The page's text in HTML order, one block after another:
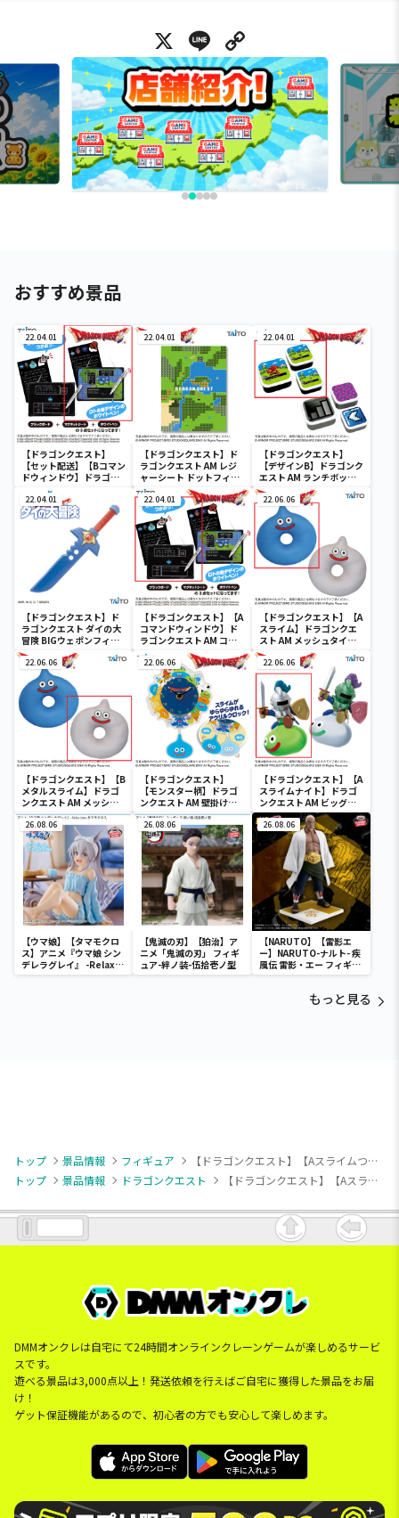
X Line
おすすめ景品
22.04.01
【ドラゴンクエスト】
【セット配送】【Bコマン
ドウィンドウ】ドラゴン
クエスト AM コマンドウ
ィンドウ ブラックボード
22.04.01
【ドラゴンクエスト】ド
ラゴンクエスト AM レジ
ャーシート ドットフィー
ルド
22.04.01
【ドラゴンクエスト】
【デザインB】ドラゴンク
エスト AM ランチボック
ス ドットフィールド
22.04.01
【ドラゴンクエスト】ド
ラゴンクエスト ダイの大
冒険 BIGウェポンフィギ
ュアコレクション ～パプ
ニカのナイフ～
22.04.01
【ドラゴンクエスト】【A
コマンドウィンドウ】ド
ラゴンクエスト AM コマ
ンドウィンドウ ブラック
ボード
22.06.06
【ドラゴンクエスト】【A
スライム】ドラゴンクエ
スト AM メッシュタイプ
円座クッション スライム
＆メタルスライム
22.06.06
【ドラゴンクエスト】【B
メタルスライム】ドラゴ
ンクエスト AM メッシュ
タイプ円座クッション ス
ライム＆メタルスライム
22.06.06
【ドラゴンクエスト】
【モンスター柄】ドラゴ
ンクエスト AM 壁掛け時
計 ～モンスターがいっぱ
い！編～
22.06.06
【ドラゴンクエスト】【A
スライムナイト】ドラゴ
ンクエスト AM ビッグク
リアフィギュア スライム
ナイト＆メタルライダー
26.08.06
【ウマ娘】【タマモクロ
ス】アニメ『ウマ娘 シン
デレラグレイ』 -Relax
time-タマモクロス
26.08.06
【鬼滅の刃】【狛治】ア
ニメ「鬼滅の刃」 フィギ
ュア-絆ノ装-伍拾壱ノ型
26.08.06
【NARUTO】【雷影エ
ー】NARUTO-ナルト- 疾
風伝 雷影・エー フィギュ
ア～五影集結…!!～
もっと見る
トップ 景品情報 フィギュア
【ドラゴンクエスト】【Aスライムつむり】ドラゴンクエスト AM キラキラフィギュア スライムつむり＆マリンスライム
トップ
景品情報 ドラゴンクエスト 【ドラゴンクエスト】【Aスライムつむり】ドラゴンクエスト AM キラキラフィギュア スライムつむり＆マリンスライム
DMMオンクレは自宅にて24時間オンラインクレーンゲームが楽しめるサービ
スです。
遊べる景品は3,000点以上！発送依頼を行えばご自宅に獲得した景品をお届
け！
ゲット保証機能があるので、初心者の方でも安心して楽しめます。